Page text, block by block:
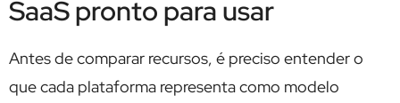
SaaS pronto para usar
Antes de comparar recursos, é preciso entender o
que cada plataforma representa como modelo